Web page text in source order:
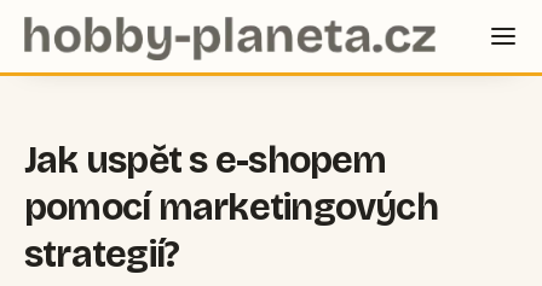
Jak uspět s e-shopem
pomocí marketingových
strategií?